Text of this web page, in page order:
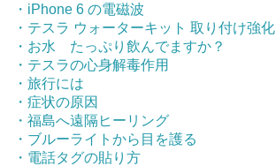
・iPhone 6 の電磁波
・テスラ ウォーターキット 取り付け強化
・お水 たっぷり飲んでますか？
・テスラの心身解毒作用
・旅行には
・症状の原因
・福島へ遠隔ヒーリング
・ブルーライトから目を護る
・電話タグの貼り方